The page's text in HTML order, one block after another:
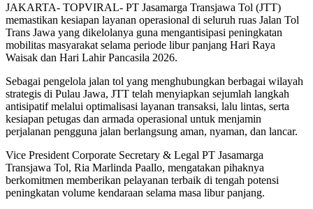
JAKARTA- TOPVIRAL- PT Jasamarga Transjawa Tol (JTT)
memastikan kesiapan layanan operasional di seluruh ruas Jalan Tol
Trans Jawa yang dikelolanya guna mengantisipasi peningkatan
mobilitas masyarakat selama periode libur panjang Hari Raya
Waisak dan Hari Lahir Pancasila 2026.
Sebagai pengelola jalan tol yang menghubungkan berbagai wilayah
strategis di Pulau Jawa, JTT telah menyiapkan sejumlah langkah
antisipatif melalui optimalisasi layanan transaksi, lalu lintas, serta
kesiapan petugas dan armada operasional untuk menjamin
perjalanan pengguna jalan berlangsung aman, nyaman, dan lancar.
Vice President Corporate Secretary & Legal PT Jasamarga
Transjawa Tol, Ria Marlinda Paallo, mengatakan pihaknya
berkomitmen memberikan pelayanan terbaik di tengah potensi
peningkatan volume kendaraan selama masa libur panjang.